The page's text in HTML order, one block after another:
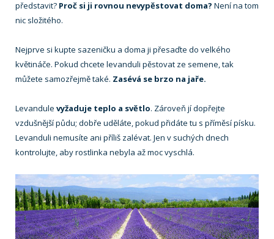
představit? Proč si ji rovnou nevypěstovat doma? Není na tom
nic složitého.
Nejprve si kupte sazeničku a doma ji přesaďte do velkého
květináče. Pokud chcete levanduli pěstovat ze semene, tak
můžete samozřejmě také. Zasévá se brzo na jaře.
Levandule vyžaduje teplo a světlo. Zároveň jí dopřejte
vzdušnější půdu; dobře uděláte, pokud přidáte tu s příměsí písku.
Levanduli nemusíte ani příliš zalévat. Jen v suchých dnech
kontrolujte, aby rostlinka nebyla až moc vyschlá.